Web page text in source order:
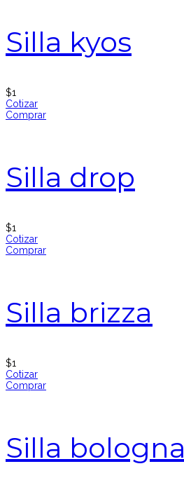
Silla kyos
$1
Cotizar
Comprar
Silla drop
$1
Cotizar
Comprar
Silla brizza
$1
Cotizar
Comprar
Silla bologna